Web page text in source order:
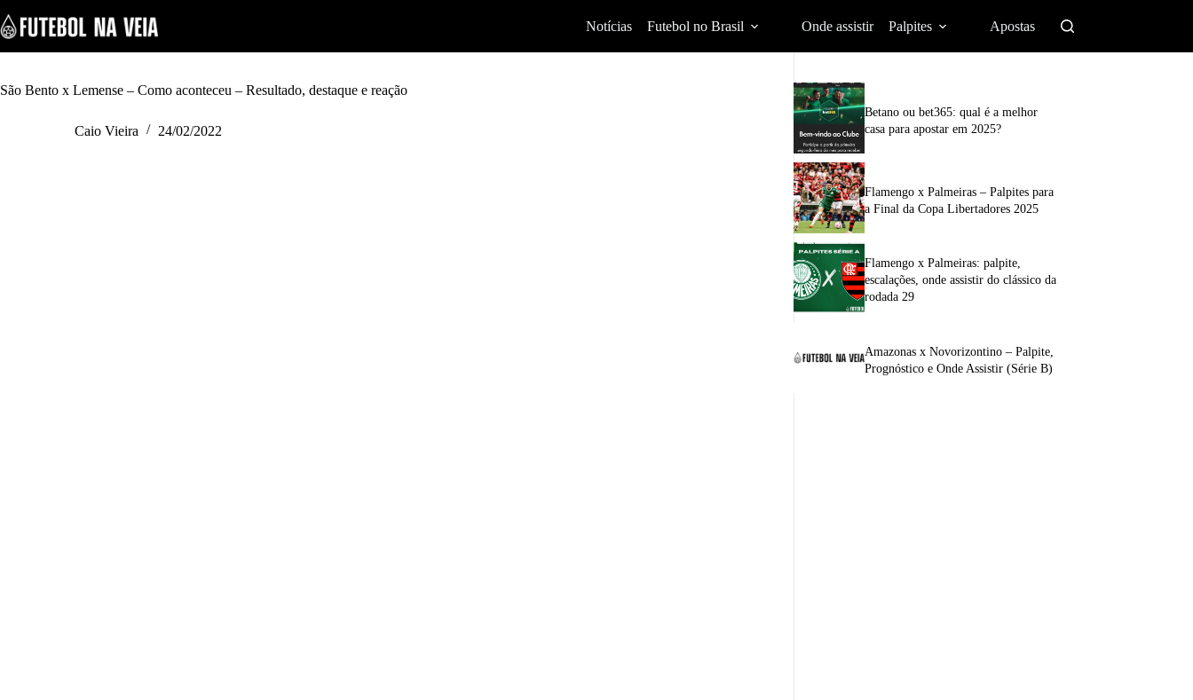
k
i
p
o
Notícias Futebol no Brasil Onde assistir Palpites Apostas
São Bento x Lemense – Como aconteceu – Resultado, destaque e reação
Caio Vieira 24/02/2022
Betano ou bet365: qual é a melhor
casa para apostar em 2025?
Flamengo x Palmeiras – Palpites para
a Final da Copa Libertadores 2025
Flamengo x Palmeiras: palpite,
escalações, onde assistir do clássico da
rodada 29
Amazonas x Novorizontino – Palpite,
Prognóstico e Onde Assistir (Série B)